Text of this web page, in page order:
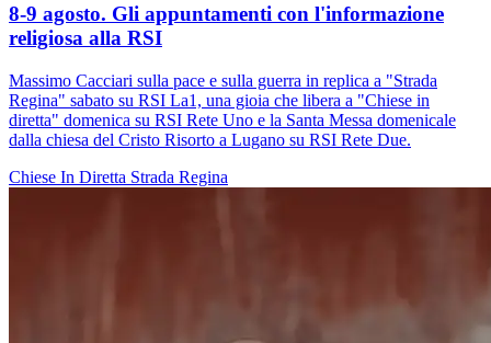
8-9 agosto. Gli appuntamenti con l'informazione
religiosa alla RSI
Massimo Cacciari sulla pace e sulla guerra in replica a "Strada
Regina" sabato su RSI La1, una gioia che libera a "Chiese in
diretta" domenica su RSI Rete Uno e la Santa Messa domenicale
dalla chiesa del Cristo Risorto a Lugano su RSI Rete Due.
Chiese In Diretta Strada Regina